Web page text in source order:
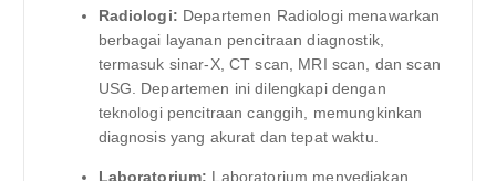
Radiologi: Departemen Radiologi menawarkan
berbagai layanan pencitraan diagnostik,
termasuk sinar-X, CT scan, MRI scan, dan scan
USG. Departemen ini dilengkapi dengan
teknologi pencitraan canggih, memungkinkan
diagnosis yang akurat dan tepat waktu.
Laboratorium: Laboratorium menyediakan